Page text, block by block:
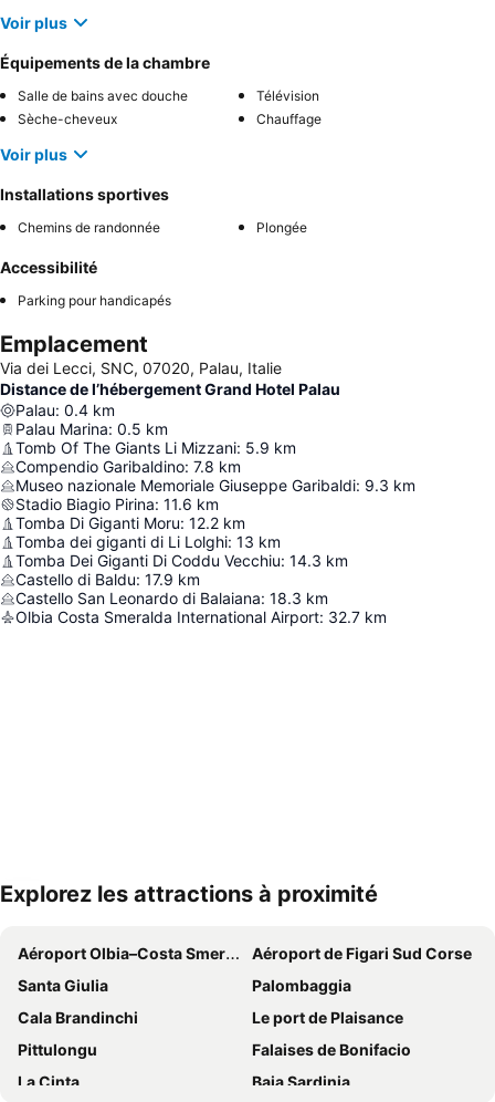
Voir plus
Équipements de la chambre
Salle de bains avec douche
Télévision
Sèche-cheveux
Chauffage
Voir plus
Installations sportives
Chemins de randonnée Plongée
Accessibilité
Parking pour handicapés
Emplacement
Via dei Lecci, SNC, 07020, Palau, Italie
Distance de l’hébergement Grand Hotel Palau
Palau: 0.4 km
Palau Marina: 0.5 km
Tomb Of The Giants Li Mizzani: 5.9 km
Compendio Garibaldino: 7.8 km
Museo nazionale Memoriale Giuseppe Garibaldi: 9.3 km
Stadio Biagio Pirina: 11.6 km
Tomba Di Giganti Moru: 12.2 km
Tomba dei giganti di Li Lolghi: 13 km
Tomba Dei Giganti Di Coddu Vecchiu: 14.3 km
Castello di Baldu: 17.9 km
Castello San Leonardo di Balaiana: 18.3 km
Olbia Costa Smeralda International Airport: 32.7 km
Explorez les attractions à proximité
Aéroport Olbia–Costa Smeralda–Prince Karim Aga Khan IV
Aéroport de Figari Sud Corse
Santa Giulia
Palombaggia
Cala Brandinchi
Le port de Plaisance
Pittulongu
Falaises de Bonifacio
La Cinta
Baia Sardinia